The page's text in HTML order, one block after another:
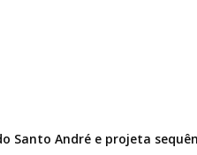
Santo André e projeta